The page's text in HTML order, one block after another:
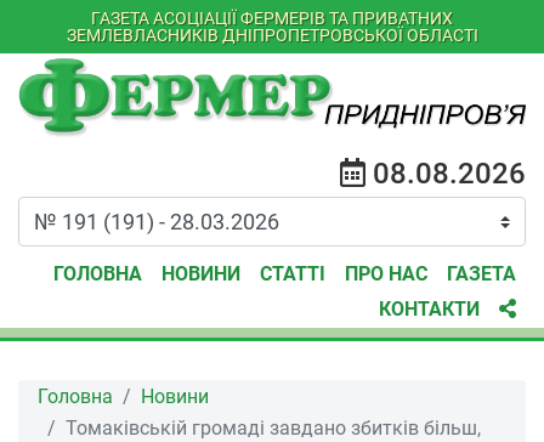
ГАЗЕТА АСОЦІАЦІЇ ФЕРМЕРІВ ТА ПРИВАТНИХ
ЗЕМЛЕВЛАСНИКІВ ДНІПРОПЕТРОВСЬКОЇ ОБЛАСТІ
08.08.2026
ГОЛОВНА НОВИНИ СТАТТІ ПРО НАС
ГАЗЕТА
КОНТАКТИ
Головна
Новини
Томаківській громаді завдано збитків більш,